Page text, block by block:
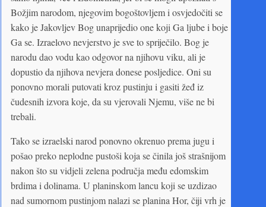
Božjim narodom, njegovim bogoštovljem i osvjedočiti se
kako je Jakovljev Bog unaprijedio one koji Ga ljube i boje
Ga se. Izraelovo nevjerstvo je sve to spriječilo. Bog je
narodu dao vodu kao odgovor na njihovu viku, ali je
dopustio da njihova nevjera donese posljedice. Oni su
ponovno morali putovati kroz pustinju i gasiti žeđ iz
čudesnih izvora koje, da su vjerovali Njemu, više ne bi
trebali.
Tako se izraelski narod ponovno okrenuo prema jugu i
pošao preko neplodne pustoši koja se činila još strašnijom
nakon što su vidjeli zelena područja među edomskim
brdima i dolinama. U planinskom lancu koji se uzdizao
nad sumornom pustinjom nalazi se planina Hor, čiji vrh je